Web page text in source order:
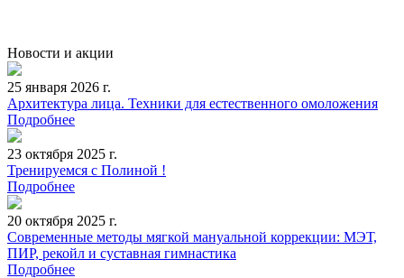
Новости и акции
25 января 2026 г.
Архитектура лица. Техники для естественного омоложения
Подробнее
23 октября 2025 г.
Тренируемся с Полиной !
Подробнее
20 октября 2025 г.
Современные методы мягкой мануальной коррекции: МЭТ,
ПИР, рекойл и суставная гимнастика
Подробнее